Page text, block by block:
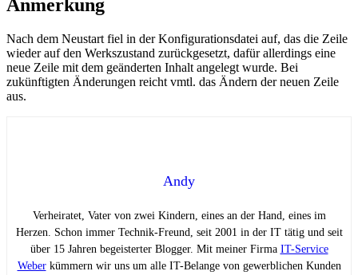
Anmerkung
Nach dem Neustart fiel in der Konfigurationsdatei auf, das die Zeile
wieder auf den Werkszustand zurückgesetzt, dafür allerdings eine
neue Zeile mit dem geänderten Inhalt angelegt wurde. Bei
zukünftigten Änderungen reicht vmtl. das Ändern der neuen Zeile
aus.
Andy
Verheiratet, Vater von zwei Kindern, eines an der Hand, eines im
Herzen. Schon immer Technik-Freund, seit 2001 in der IT tätig und seit
über 15 Jahren begeisterter Blogger. Mit meiner Firma IT-Service
Weberkümmern wir uns um alle IT-Belange von gewerblichen Kunden